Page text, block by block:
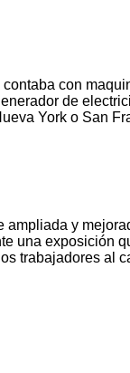
con
de
York o San
y
una exposición
trabajadores al